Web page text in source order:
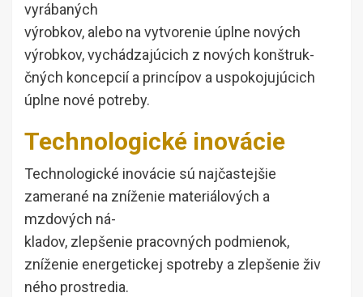
vyrábaných
výrobkov, alebo na vytvorenie úplne nových
výrobkov, vychádzajúcich z nových konštruk-
čných koncepcií a princípov a uspokojujúcich
úplne nové potreby.
Technologické inovácie
Technologické inovácie sú najčastejšie
zamerané na zníženie materiálových a
mzdových ná-
kladov, zlepšenie pracovných podmienok,
zníženie energetickej spotreby a zlepšenie živ
ného prostredia.